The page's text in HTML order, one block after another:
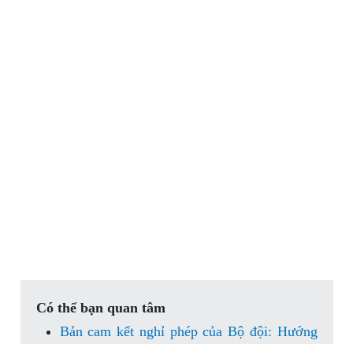
Có thể bạn quan tâm
Bản cam kết nghỉ phép của Bộ đội: Hướng